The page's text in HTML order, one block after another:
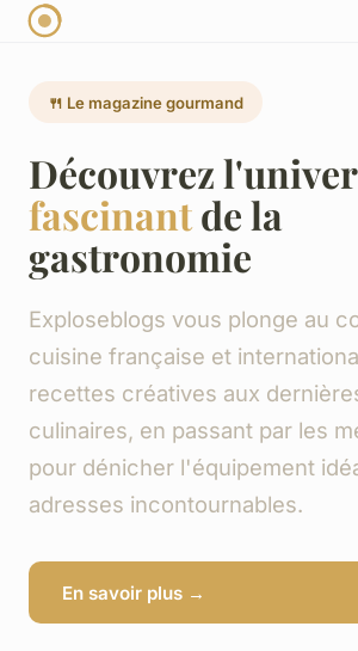
🍴 Le magazine gourmand
Découvrez
fascinantde la
gastronomie
Exploseblogs vous plonge au
cuisine française et
recettes créatives aux
culinaires, en passant par les
pour dénicher l'équipement
adresses incontournables.
En savoir plus →